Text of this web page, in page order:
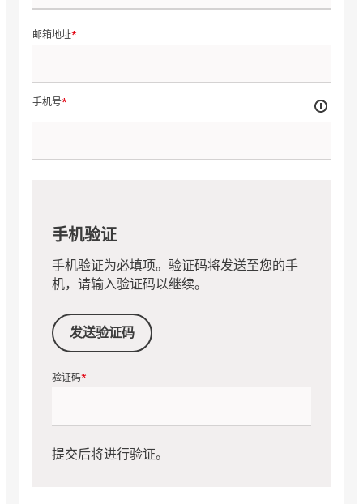
邮箱地址
手机号
手机验证
手机验证为必填项。验证码将发送至您的手
机，请输入验证码以继续。
验证码
提交后将进行验证。
发送验证码